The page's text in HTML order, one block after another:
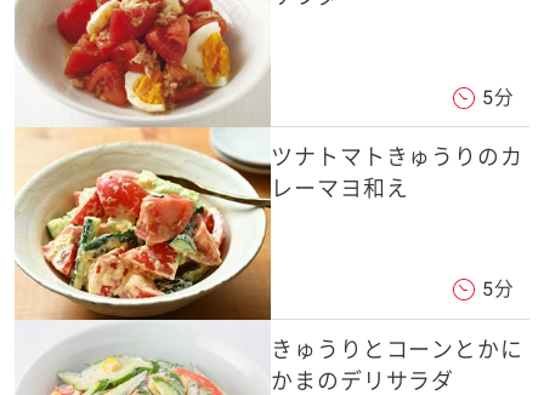
5分
ツナトマトきゅうりのカ
レーマヨ和え
5分
きゅうりとコーンとかに
かまのデリサラダ